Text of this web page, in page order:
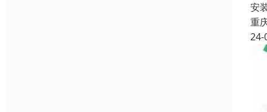
安
重
24-